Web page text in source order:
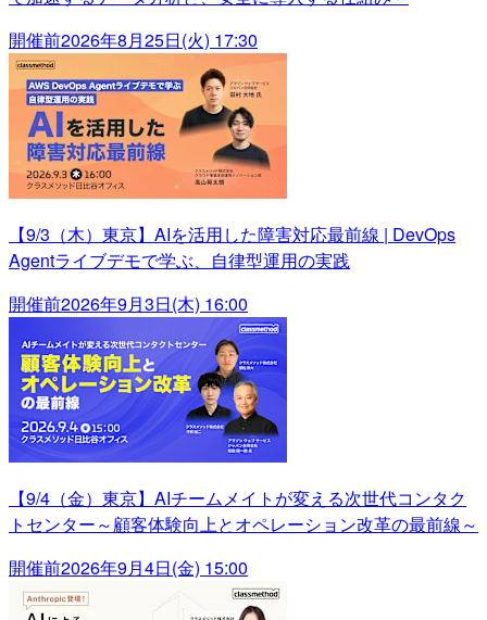
開催前2026年8月25日(火) 17:30
【9/3（木）東京】AIを活用した障害対応最前線 | DevOps
Agentライブデモで学ぶ、自律型運用の実践
開催前2026年9月3日(木) 16:00
【9/4（金）東京】AIチームメイトが変える次世代コンタク
トセンター～顧客体験向上とオペレーション改革の最前線～
開催前2026年9月4日(金) 15:00